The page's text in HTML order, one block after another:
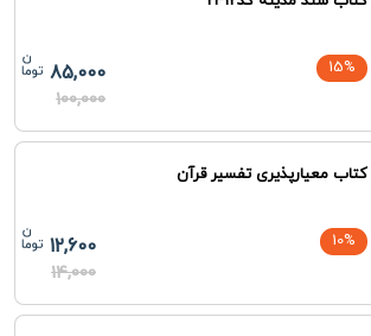
15%
85,000
100,000
کتاب معیارپذیری تفسیر قرآن
10%
12,600
14,000